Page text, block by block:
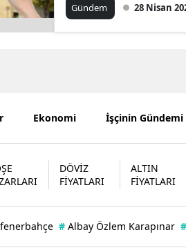
Gündem 28 Nisan
Ekonomi İşçinin Gündemi
DÖVİZ
FİYATLARI
ALTIN
FİYATLARI
# Albay Özlem Karapınar #